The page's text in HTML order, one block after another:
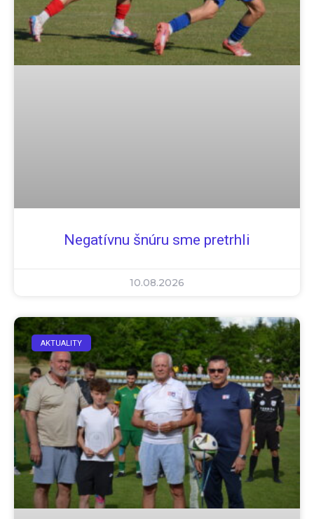
Negatívnu šnúru sme pretrhli
10.08.2026
AKTUALITY